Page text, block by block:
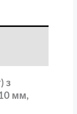
з
мм,